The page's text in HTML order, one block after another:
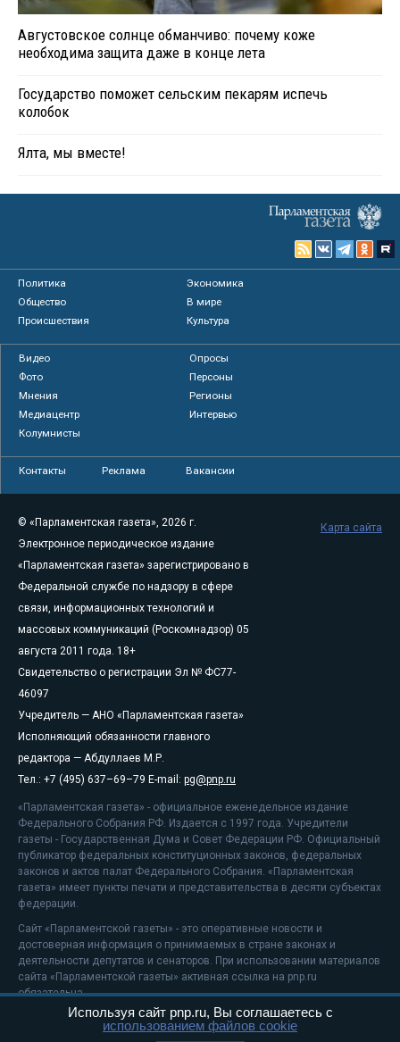
Августовское солнце обманчиво: почему коже
необходима защита даже в конце лета
Государство поможет сельским пекарям испечь
колобок
Ялта, мы вместе!
Политика
Экономика
Общество
В мире
Происшествия
Культура
Видео
Опросы
Фото
Персоны
Мнения
Регионы
Медиацентр
Интервью
Колумнисты
Контакты Реклама Вакансии
© «Парламентская газета», 2026 г.
Электронное периодическое издание
«Парламентская газета» зарегистрировано в
Федеральной службе по надзору в сфере
связи, информационных технологий и
массовых коммуникаций (Роскомнадзор) 05
августа 2011 года. 18+
Свидетельство о регистрации Эл № ФС77-
46097
Учредитель — АНО «Парламентская газета»
Исполняющий обязанности главного
редактора — Абдуллаев М.Р.
Тел.: +7 (495) 637–69–79 E-mail: pg@pnp.ru
«Парламентская газета» - официальное еженедельное издание
Федерального Собрания РФ. Издается с 1997 года. Учредители
газеты - Государственная Дума и Совет Федерации РФ. Официальный
публикатор федеральных конституционных законов, федеральных
законов и актов палат Федерального Собрания. «Парламентская
газета» имеет пункты печати и представительства в десяти субъектах
федерации.
Сайт «Парламентской газеты» - это оперативные новости и
достоверная информация о принимаемых в стране законах и
деятельности депутатов и сенаторов. При использовании материалов
сайта «Парламентской газеты» активная ссылка на pnp.ru
обязательна.
На информационном ресурсе применяютсярекомендательные
Карта сайта
Используя сайт pnp.ru, Вы соглашаетесь с
использованием файлов cookie